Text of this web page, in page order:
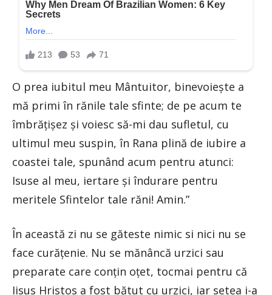
O prea iubitul meu Mântuitor, binevoieşte a
mă primi în rănile tale sfinte; de pe acum te
îmbrăţişez şi voiesc să-mi dau sufletul, cu
ultimul meu suspin, în Rana plină de iubire a
coastei tale, spunând acum pentru atunci:
Isuse al meu, iertare şi îndurare pentru
meritele Sfintelor tale răni! Amin.”
În această zi nu se găteste nimic si nici nu se
face curățenie. Nu se mănâncă urzici sau
preparate care conțin oțet, tocmai pentru că
Iisus Hristos a fost bătut cu urzici, iar setea i-a